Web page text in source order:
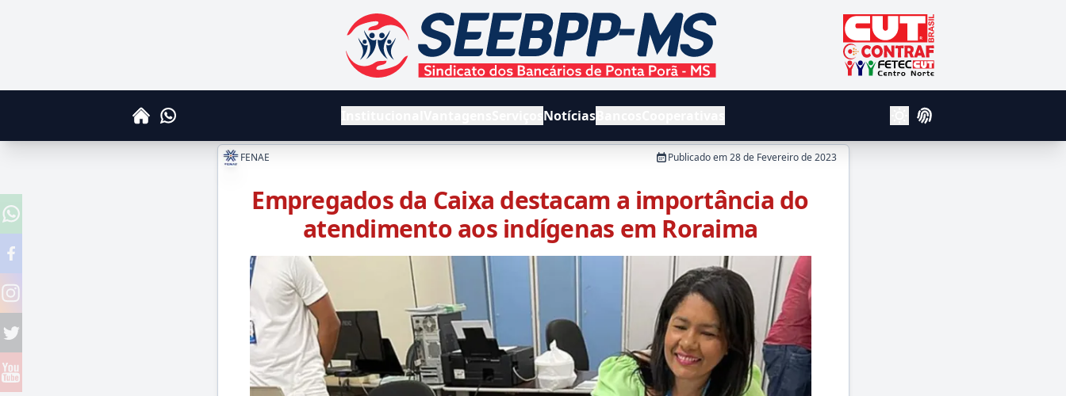
SEEBPPMS - Sindicato dos Bancários de Ponta Porã e Região
CUT - Central Unica dos
Contraf
Fetec Centro Norte
HomeWhatsapp NotíciasBancos
Alterar Tema Claro e Escuro
Login
FENAE Publicado em28 de Fevereiro de 2023
Empregados da Caixa destacam a importância do
atendimento aos indígenas em Roraima